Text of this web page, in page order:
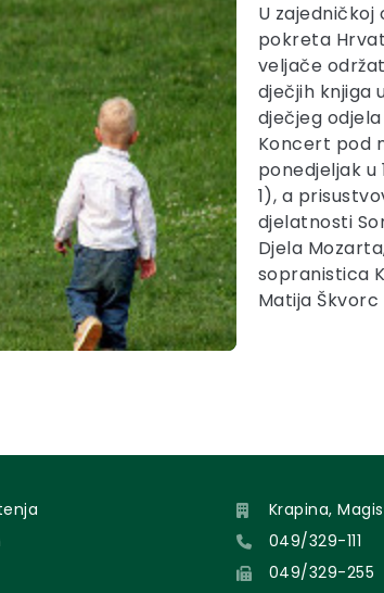
U zajedničkoj
pokreta
veljače
dječjih knjiga
dječjeg
Koncert pod
ponedjeljak u
1), a
djelatnosti
Djela
sopranistica
Matija
Krapina,
049/329-111
049/329-255